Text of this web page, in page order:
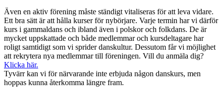
Även en aktiv förening måste ständigt vitaliseras för att leva vidare.
Ett bra sätt är att hålla kurser för nybörjare. Varje termin har vi därför
kurs i gammaldans och ibland även i polskor och folkdans. De är
mycket uppskattade och både medlemmar och kursdeltagare har
roligt samtidigt som vi sprider danskultur. Dessutom får vi möjlighet
att rekrytera nya medlemmar till föreningen. Vill du anmäla dig?
Klicka här.
Tyvärr kan vi för närvarande inte erbjuda någon danskurs, men
hoppas kunna återkomma längre fram.